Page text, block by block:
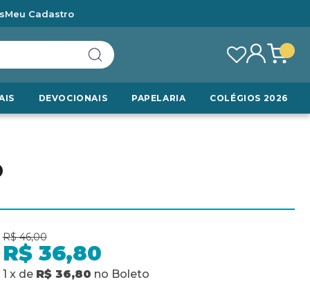
Meu Cadastro
DEVOCIONAIS PAPELARIA COLÉGIOS 2026
R$ 46,00
R$ 36,80
1 x de R$ 36,80 no Boleto